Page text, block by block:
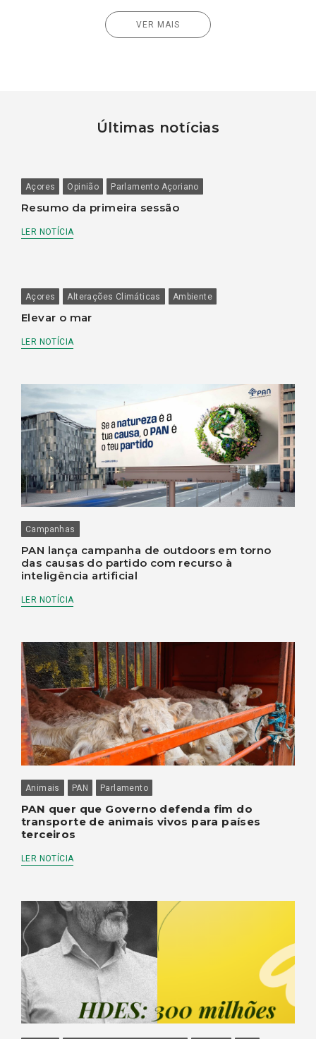
VER MAIS
Últimas notícias
Açores Opinião Parlamento Açoriano
Resumo da primeira sessão
LER NOTÍCIA
Açores Alterações Climáticas Ambiente
Elevar o mar
LER NOTÍCIA
Campanhas
PAN lança campanha de outdoors em torno
das causas do partido com recurso à
inteligência artificial
LER NOTÍCIA
Animais PAN Parlamento
PAN quer que Governo defenda fim do
transporte de animais vivos para países
terceiros
LER NOTÍCIA